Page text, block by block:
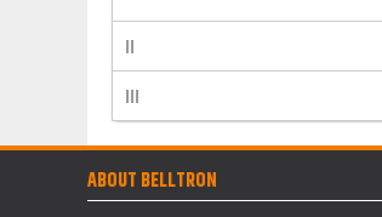
II
III
ABOUT BELLTRON